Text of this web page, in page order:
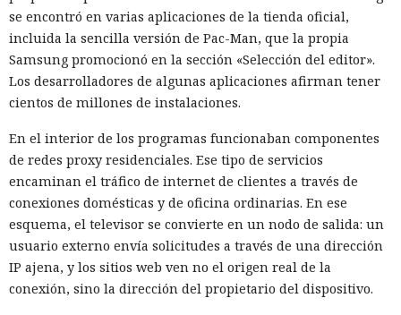
se encontró en varias aplicaciones de la tienda oficial,
incluida la sencilla versión de Pac-Man, que la propia
Samsung promocionó en la sección «Selección del editor».
Los desarrolladores de algunas aplicaciones afirman tener
cientos de millones de instalaciones.
En el interior de los programas funcionaban componentes
de redes proxy residenciales. Ese tipo de servicios
encaminan el tráfico de internet de clientes a través de
conexiones domésticas y de oficina ordinarias. En ese
esquema, el televisor se convierte en un nodo de salida: un
usuario externo envía solicitudes a través de una dirección
IP ajena, y los sitios web ven no el origen real de la
conexión, sino la dirección del propietario del dispositivo.